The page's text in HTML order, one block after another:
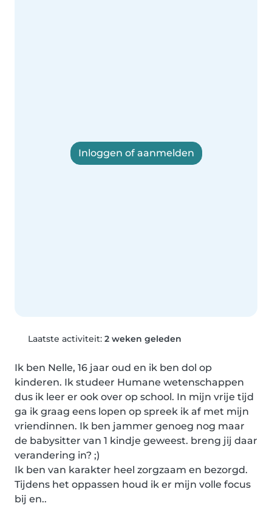
Inloggen of aanmelden
Laatste activiteit: 2 weken geleden
Ik ben Nelle, 16 jaar oud en ik ben dol op
kinderen. Ik studeer Humane wetenschappen
dus ik leer er ook over op school. In mijn vrije tijd
ga ik graag eens lopen op spreek ik af met mijn
vriendinnen. Ik ben jammer genoeg nog maar
de babysitter van 1 kindje geweest. breng jij daar
verandering in? ;)
Ik ben van karakter heel zorgzaam en bezorgd.
Tijdens het oppassen houd ik er mijn volle focus
bij en..